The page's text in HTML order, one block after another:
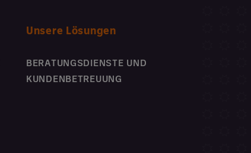
Unsere Lösungen
BERATUNGSDIENSTE UND
KUNDENBETREUUNG